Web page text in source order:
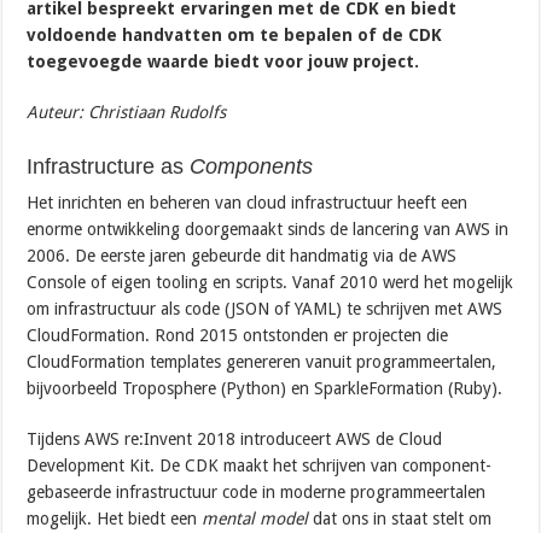
artikel bespreekt ervaringen met de CDK en biedt
voldoende handvatten om te bepalen of de CDK
toegevoegde waarde biedt voor jouw project.
Auteur: Christiaan Rudolfs
Infrastructure as Components
Het inrichten en beheren van cloud infrastructuur heeft een
enorme ontwikkeling doorgemaakt sinds de lancering van AWS in
2006. De eerste jaren gebeurde dit handmatig via de AWS
Console of eigen tooling en scripts. Vanaf 2010 werd het mogelijk
om infrastructuur als code (JSON of YAML) te schrijven met AWS
CloudFormation. Rond 2015 ontstonden er projecten die
CloudFormation templates genereren vanuit programmeertalen,
bijvoorbeeld Troposphere (Python) en SparkleFormation (Ruby).
Tijdens AWS re:Invent 2018 introduceert AWS de Cloud
Development Kit. De CDK maakt het schrijven van component-
gebaseerde infrastructuur code in moderne programmeertalen
mogelijk. Het biedt een mental modeldat ons in staat stelt om